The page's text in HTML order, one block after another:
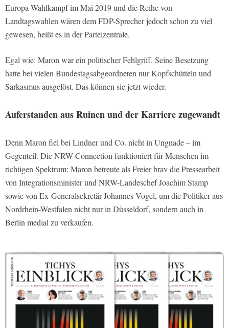
Europa-Wahlkampf im Mai 2019 und die Reihe von
Landtagswahlen wären dem FDP-Sprecher jedoch schon zu viel
gewesen, heißt es in der Parteizentrale.
Egal wie: Maron war ein politischer Fehlgriff. Seine Besetzung
hatte bei vielen Bundestagsabgeordneten nur Kopfschütteln und
Sarkasmus ausgelöst. Das können sie jetzt wieder.
Auferstanden aus Ruinen und der Karriere zugewandt
Denn Maron fiel bei Lindner und Co. nicht in Ungnade – im
Gegenteil. Die NRW-Connection funktioniert für Menschen im
richtigen Spektrum: Maron betreute als Freier brav die Pressearbeit
von Integrationsminister und NRW-Landeschef Joachim Stamp
sowie von Ex-Generalsekretär Johannes Vogel, um die Politiker aus
Nordrhein-Westfalen nicht nur in Düsseldorf, sondern auch in
Berlin medial zu verkaufen.